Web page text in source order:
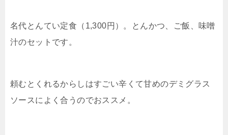
名代とんてい定食（1,300円）。とんかつ、ご飯、味噌
汁のセットです。
頼むとくれるからしはすごい辛くて甘めのデミグラス
ソースによく合うのでおススメ。